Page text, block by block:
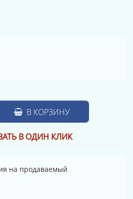
В КОРЗИНУ
В ОДИН КЛИК
на продаваемый